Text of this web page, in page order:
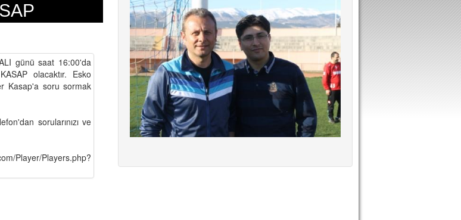
günü saat 16:00'da
olacaktır. Esko
Kasap'a soru sormak
sorularınızı ve
Player/Players.php?